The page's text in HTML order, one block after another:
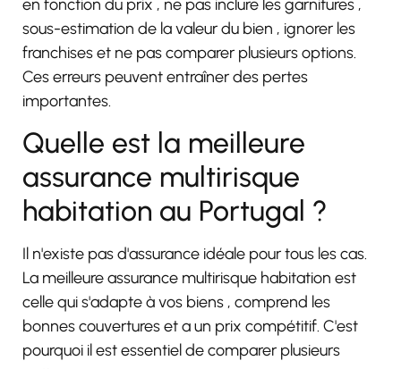
en fonction du prix , ne pas inclure les garnitures ,
sous-estimation de la valeur du bien , ignorer les
franchiseset ne pas comparer plusieurs options.
Ces erreurs peuvent entraîner des pertes
importantes.
Quelle est la meilleure
assurance multirisque
habitation au Portugal ?
Il n'existe pas d'assurance idéale pour tous les cas.
La meilleure assurance multirisque habitation est
celle qui s'adapte à vos biens , comprend les
bonnes couvertureset a un prix compétitif. C'est
pourquoi il est essentiel de comparer plusieurs